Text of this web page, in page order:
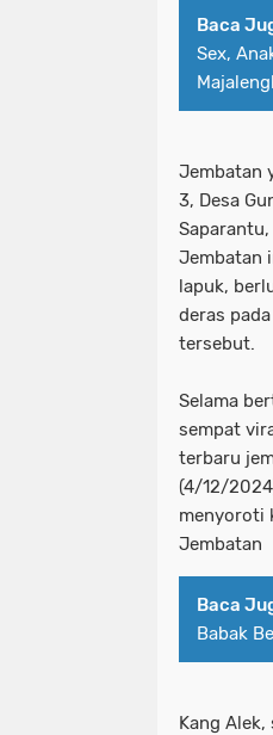
Baca
Sex,
Jembatan
3, Desa
Jembatan
lapuk,
deras
tersebut.
Selama
sempat
terbaru
(4/12/
menyoroti
Jembatan
Baca
Babak
Kang